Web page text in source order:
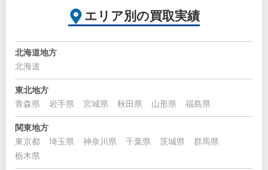
エリア別の買取実績
北海道地方
北海道
東北地方
青森県
岩手県 宮城県 秋田県 山形県 福島県
関東地方
東京都
埼玉県 神奈川県 千葉県 茨城県
群馬県
栃木県